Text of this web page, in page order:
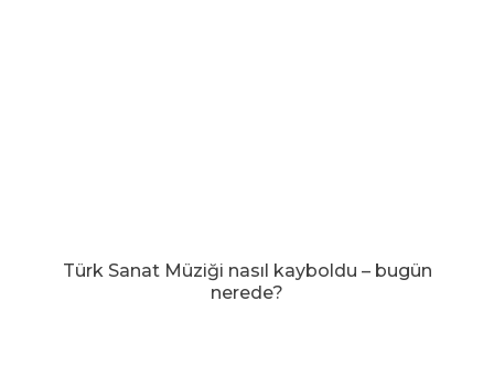
Türk Sanat Müziği nasıl kayboldu – bugün
nerede?